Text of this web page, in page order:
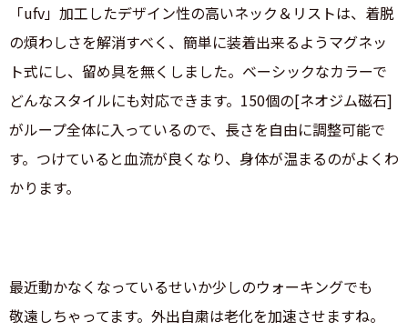
「ufv」加工したデザイン性の高いネック＆リストは、着脱
の煩わしさを解消すべく、簡単に装着出来るようマグネッ
ト式にし、留め具を無くしました。ベーシックなカラーで
どんなスタイルにも対応できます。150個の[ネオジム磁石]
がループ全体に入っているので、長さを自由に調整可能で
す。つけていると血流が良くなり、身体が温まるのがよくわ
かります。
最近動かなくなっているせいか少しのウォーキングでも
敬遠しちゃってます。外出自粛は老化を加速させますね。